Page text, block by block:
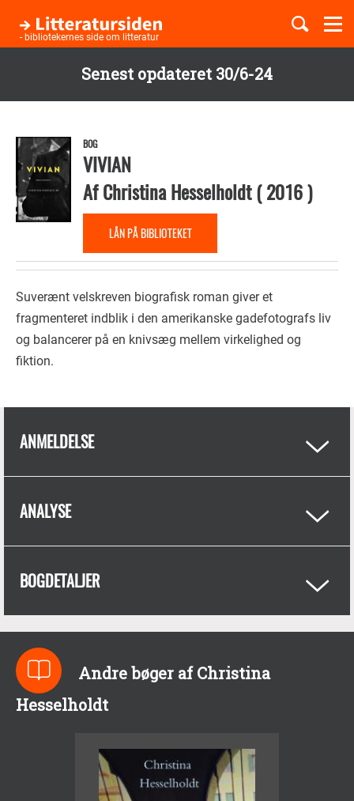
Senest opdateret 30/6-24
hovedindhold
- bibliotekernes side om litteratur
Børnebøger
Temaer
BOG
VIVIAN
AfChristina Hesselholdt(2016)
LÅN PÅ BIBLIOTEKET
Suverænt velskreven biografisk roman giver et
fragmenteret indblik i den amerikanske gadefotografs liv
og balancerer på en knivsæg mellem virkelighed og
fiktion.
ANMELDELSE
ANALYSE
BOGDETALJER
Andre bøger af Christina
Hesselholdt